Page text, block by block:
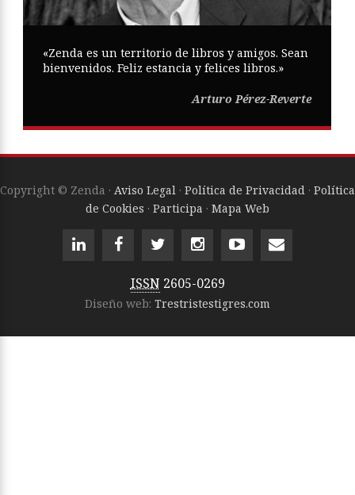
«Zenda es un territorio de libros y amigos. Sean
bienvenidos. Feliz estancia y felices libros.»
Arturo Pérez-Reverte
Copyright © Zenda · Aviso Legal · Política de Privacidad · Política
de Cookies · Participa · Mapa Web
ISSN 2605-0269
Diseño web: Trestristestigres.com